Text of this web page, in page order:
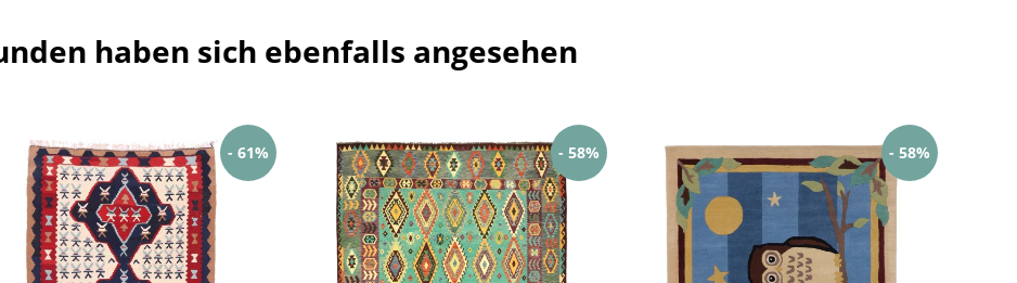
haben sich ebenfalls angesehen
- 61% - 58% - 58%